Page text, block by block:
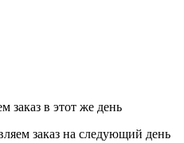
заказ в этот же день
заказ на следующий день